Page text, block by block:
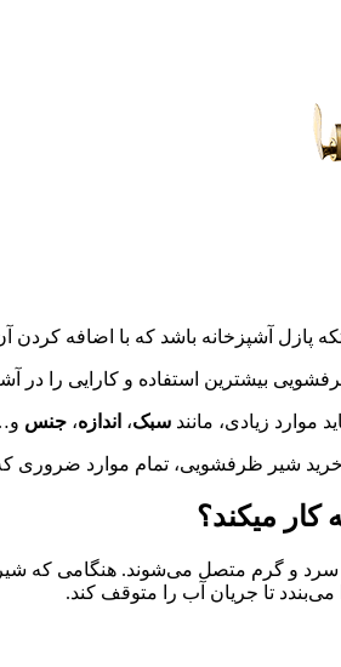
پازل آشپزخانه باشد که با اضافه کردن
بیشترین استفاده و کارایی را در
موارد زیادی، مانند سبک، اندازه، جنس
خرید شیر ظرفشویی، تمام موارد ضروری
میکند؟
و گرم متصل می‌شوند. هنگامی که
تا جریان آب را متوقف کند.